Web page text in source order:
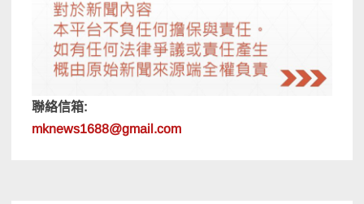
聯絡信箱:
mknews1688@gmail.com